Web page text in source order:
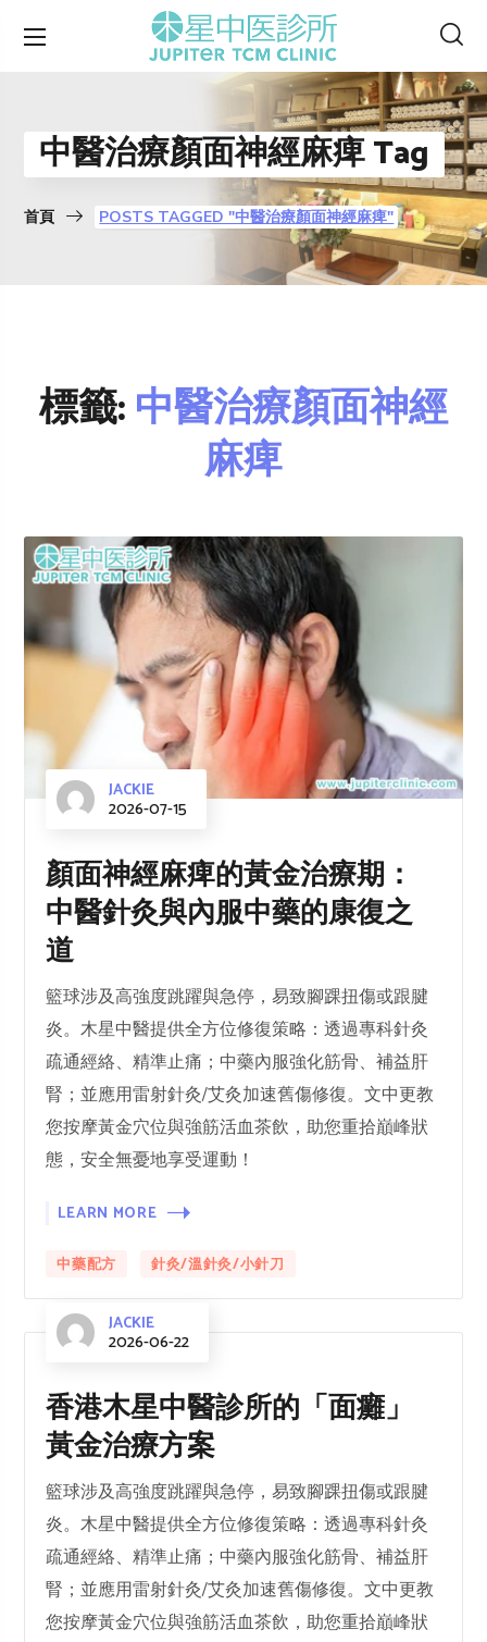
中醫治療顏面神經麻痺 Tag
首頁 POSTS TAGGED "中醫治療顏面神經麻痺"
標籤:中醫治療顏面神經
麻痺
JACKIE
2026-07-15
顏面神經麻痺的黃金治療期：
中醫針灸與內服中藥的康復之
道
籃球涉及高強度跳躍與急停，易致腳踝扭傷或跟腱
炎。木星中醫提供全方位修復策略：透過專科針灸
疏通經絡、精準止痛；中藥內服強化筋骨、補益肝
腎；並應用雷射針灸/艾灸加速舊傷修復。文中更教
您按摩黃金穴位與強筋活血茶飲，助您重拾巔峰狀
態，安全無憂地享受運動！
LEARN MORE
中藥配方 針灸/溫針灸/小針刀
JACKIE
2026-06-22
香港木星中醫診所的「面癱」
黃金治療方案
籃球涉及高強度跳躍與急停，易致腳踝扭傷或跟腱
炎。木星中醫提供全方位修復策略：透過專科針灸
疏通經絡、精準止痛；中藥內服強化筋骨、補益肝
腎；並應用雷射針灸/艾灸加速舊傷修復。文中更教
您按摩黃金穴位與強筋活血茶飲，助您重拾巔峰狀